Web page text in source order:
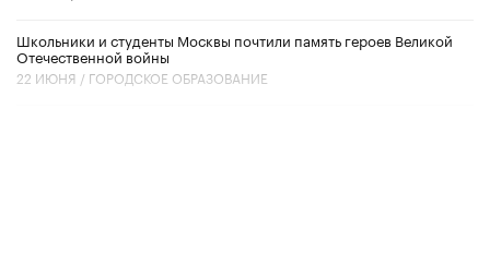
Школьники и студенты Москвы почтили память героев Великой
Отечественной войны
22 ИЮНЯ / ГОРОДСКОЕ ОБРАЗОВАНИЕ